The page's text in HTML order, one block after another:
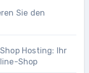
Sie den
Hosting: Ihr
Shop